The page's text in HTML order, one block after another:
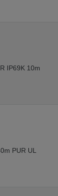
IP69K 10m
PUR UL